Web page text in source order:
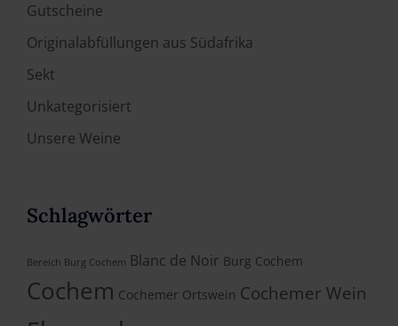
Gutscheine
Originalabfüllungen aus Südafrika
Sekt
Unkategorisiert
Unsere Weine
Schlagwörter
Bereich Burg Cochem Blanc de Noir Burg Cochem
Cochem Cochemer Ortswein Cochemer Wein